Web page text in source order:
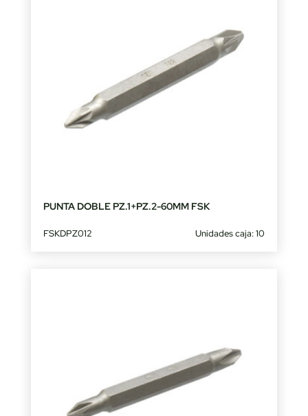
PUNTA DOBLE PZ.1+PZ.2-60MM FSK
FSKDPZ012 Unidades caja: 10